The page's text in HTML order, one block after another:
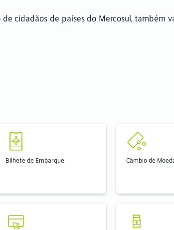
cidadãos de países do Mercosul, também
Bilhete de Embarque Câmbio de